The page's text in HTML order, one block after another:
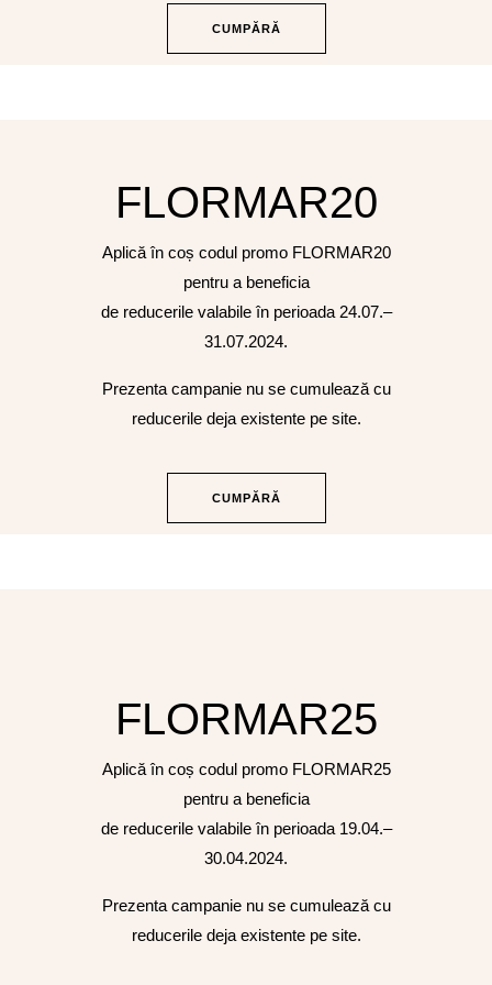
CUMPĂRĂ
FLORMAR20
Aplică în coș codul promo FLORMAR20
pentru a beneficia
de reducerile valabile în perioada 24.07.–
31.07.2024.
Prezenta campanie nu se cumulează cu
reducerile deja existente pe site.
CUMPĂRĂ
FLORMAR25
Aplică în coș codul promo FLORMAR25
pentru a beneficia
de reducerile valabile în perioada 19.04.–
30.04.2024.
Prezenta campanie nu se cumulează cu
reducerile deja existente pe site.